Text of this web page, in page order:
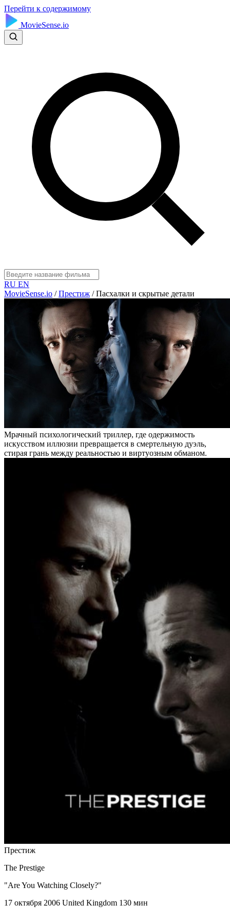
Перейти к содержимому
MovieSense.io
RU EN
MovieSense.io / Престиж / Пасхалки и скрытые детали
Мрачный психологический триллер, где одержимость
искусством иллюзии превращается в смертельную дуэль,
стирая грань между реальностью и виртуозным обманом.
Престиж
The Prestige
"Are You Watching Closely?"
17 октября 2006 United Kingdom 130 мин